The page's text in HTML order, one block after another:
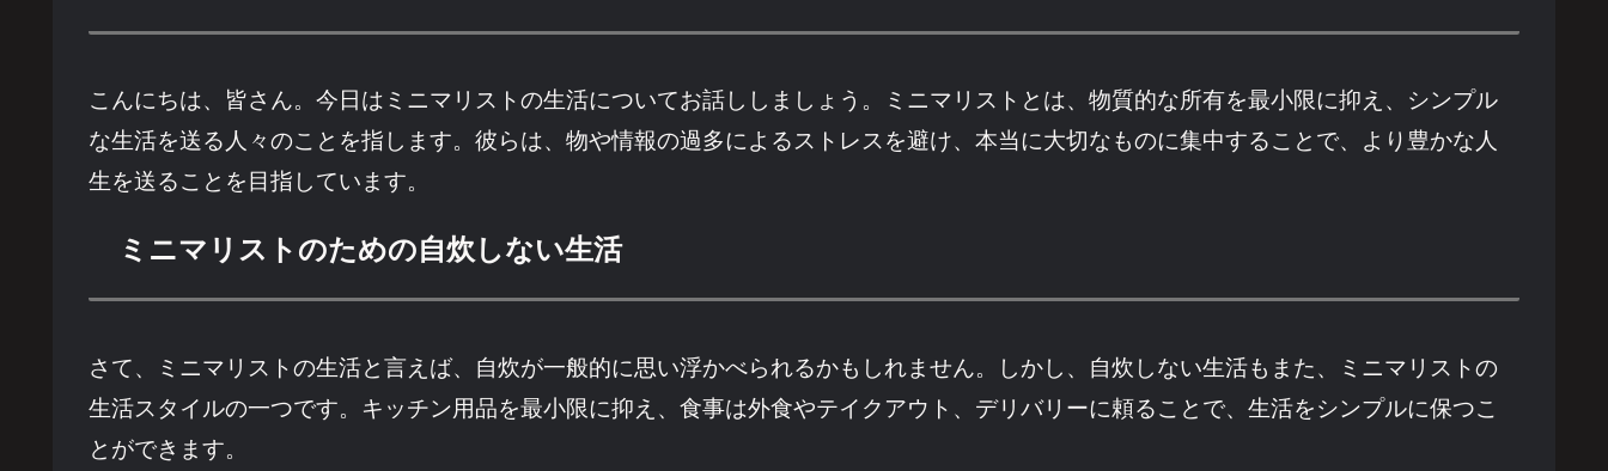
こんにちは、皆さん。今日はミニマリストの生活についてお話ししましょう。ミニマリストとは、物質的な所有を最小限に抑え、シンプル
な生活を送る人々のことを指します。彼らは、物や情報の過多によるストレスを避け、本当に大切なものに集中することで、より豊かな人
生を送ることを目指しています。
ミニマリストのための自炊しない生活
さて、ミニマリストの生活と言えば、自炊が一般的に思い浮かべられるかもしれません。しかし、自炊しない生活もまた、ミニマリストの
生活スタイルの一つです。キッチン用品を最小限に抑え、食事は外食やテイクアウト、デリバリーに頼ることで、生活をシンプルに保つこ
とができます。